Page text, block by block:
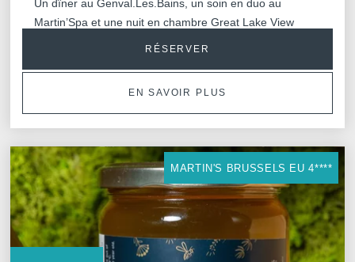
Un dîner au Genval.Les.Bains, un soin en duo au
Martin’Spa et une nuit en chambre Great Lake View
avec petit-déjeuner inclus.
RÉSERVER
EN SAVOIR PLUS
MARTIN'S BRUSSELS EU 4****
Meeting & Events
Hockey World Cup
Long séjour
Galerie
Français English
Nederlands
Contactez-nous
VOTRE MESSAGE
Martin's Hotels
RÉSERVER
VOIR LES ACTIVITÉS ALENTOURS
RÉSERVER